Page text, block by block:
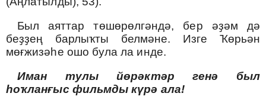
Был аяттар төшөрөлгәндә, бер әҙәм дә
беҙҙең барлыҡты белмәне. Изге Ҡөрьән
мөғжизәһе ошо була ла инде.
Иман тулы йөрәктәр генә был
һоҡланғыс фильмды күрә ала!